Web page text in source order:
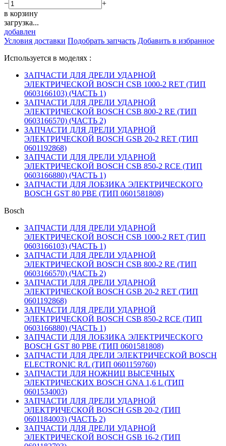
−
+
в корзину
загрузка...
добавлен
Условия доставки Подобрать запчасть Добавить в избранное
Используется в моделях :
ЗАПЧАСТИ ДЛЯ ДРЕЛИ УДАРНОЙ
ЭЛЕКТРИЧЕСКОЙ BOSCH CSB 1000-2 RET (ТИП
0603166103) (ЧАСТЬ 1)
ЗАПЧАСТИ ДЛЯ ДРЕЛИ УДАРНОЙ
ЭЛЕКТРИЧЕСКОЙ BOSCH CSB 800-2 RE (ТИП
0603166570) (ЧАСТЬ 2)
ЗАПЧАСТИ ДЛЯ ДРЕЛИ УДАРНОЙ
ЭЛЕКТРИЧЕСКОЙ BOSCH GSB 20-2 RET (ТИП
0601192868)
ЗАПЧАСТИ ДЛЯ ДРЕЛИ УДАРНОЙ
ЭЛЕКТРИЧЕСКОЙ BOSCH CSB 850-2 RCE (ТИП
0603166880) (ЧАСТЬ 1)
ЗАПЧАСТИ ДЛЯ ЛОБЗИКА ЭЛЕКТРИЧЕСКОГО
BOSCH GST 80 PBE (ТИП 0601581808)
Bosch
ЗАПЧАСТИ ДЛЯ ДРЕЛИ УДАРНОЙ
ЭЛЕКТРИЧЕСКОЙ BOSCH CSB 1000-2 RET (ТИП
0603166103) (ЧАСТЬ 1)
ЗАПЧАСТИ ДЛЯ ДРЕЛИ УДАРНОЙ
ЭЛЕКТРИЧЕСКОЙ BOSCH CSB 800-2 RE (ТИП
0603166570) (ЧАСТЬ 2)
ЗАПЧАСТИ ДЛЯ ДРЕЛИ УДАРНОЙ
ЭЛЕКТРИЧЕСКОЙ BOSCH GSB 20-2 RET (ТИП
0601192868)
ЗАПЧАСТИ ДЛЯ ДРЕЛИ УДАРНОЙ
ЭЛЕКТРИЧЕСКОЙ BOSCH CSB 850-2 RCE (ТИП
0603166880) (ЧАСТЬ 1)
ЗАПЧАСТИ ДЛЯ ЛОБЗИКА ЭЛЕКТРИЧЕСКОГО
BOSCH GST 80 PBE (ТИП 0601581808)
ЗАПЧАСТИ ДЛЯ ДРЕЛИ ЭЛЕКТРИЧЕСКОЙ BOSCH
ELECTRONIC R/L (ТИП 0601159760)
ЗАПЧАСТИ ДЛЯ НОЖНИЦ ВЫСЕЧНЫХ
ЭЛЕКТРИЧЕСКИХ BOSCH GNA 1,6 L (ТИП
0601534003)
ЗАПЧАСТИ ДЛЯ ДРЕЛИ УДАРНОЙ
ЭЛЕКТРИЧЕСКОЙ BOSCH GSB 20-2 (ТИП
0601184003) (ЧАСТЬ 2)
ЗАПЧАСТИ ДЛЯ ДРЕЛИ УДАРНОЙ
ЭЛЕКТРИЧЕСКОЙ BOSCH GSB 16-2 (ТИП